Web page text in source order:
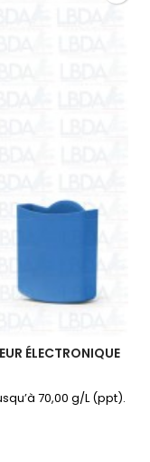
ÉLECTRONIQUE
70,00 g/L (ppt).